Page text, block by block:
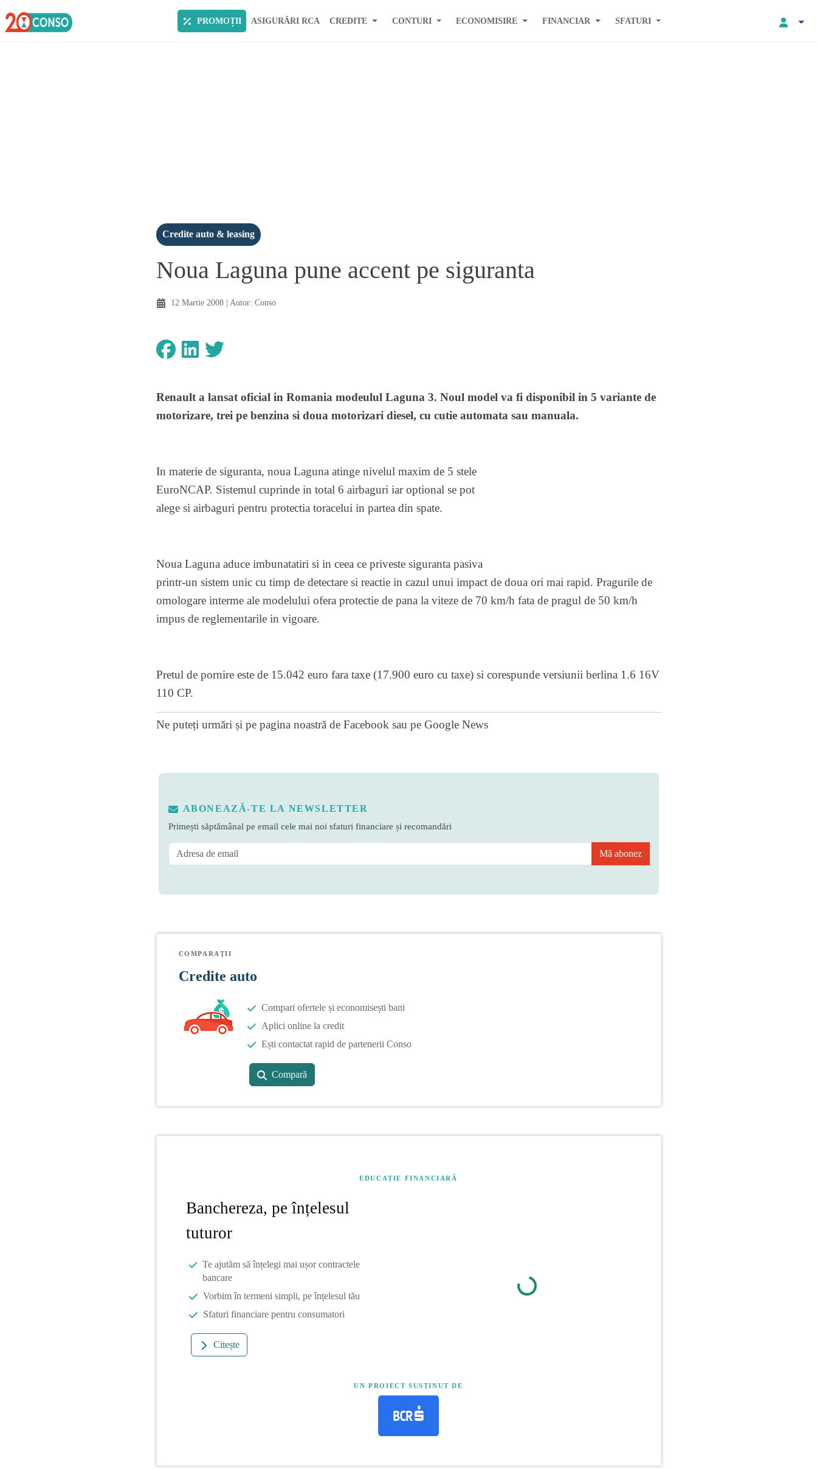
PROMOȚII ASIGURĂRI RCA CREDITE CONTURI ECONOMISIRE FINANCIAR SFATURI
Credite auto & leasing
Noua Laguna pune accent pe siguranta
12 Martie 2008| Autor: Conso
Renault a lansat oficial in Romania modeulul Laguna 3. Noul model va fi disponibil in 5 variante de
motorizare, trei pe benzina si doua motorizari diesel, cu cutie automata sau manuala.
In materie de siguranta, noua Laguna atinge nivelul maxim de 5 stele
EuroNCAP. Sistemul cuprinde in total 6 airbaguri iar optional se pot
alege si airbaguri pentru protectia toracelui in partea din spate.
Noua Laguna aduce imbunatatiri si in ceea ce priveste siguranta pasiva
printr-un sistem unic cu timp de detectare si reactie in cazul unui impact de doua ori mai rapid. Pragurile de
omologare interme ale modelului ofera protectie de pana la viteze de 70 km/h fata de pragul de 50 km/h
impus de reglementarile in vigoare.
Pretul de pornire este de 15.042 euro fara taxe (17.900 euro cu taxe) si corespunde versiunii berlina 1.6 16V
110 CP.
Ne puteți urmări și pe pagina noastră de Facebook sau pe Google News
ABONEAZĂ-TE LA NEWSLETTER
Primești săptămânal pe email cele mai noi sfaturi financiare și recomandări
Mă abonez
COMPARAȚII
Credite auto
Compari ofertele și economisești bani
Aplici online la credit
Ești contactat rapid de partenerii Conso
Compară
EDUCAȚIE FINANCIARĂ
Banchereza, pe înțelesul
tuturor
Te ajutăm să înțelegi mai ușor contractele
bancare
Vorbim în termeni simpli, pe înțelesul tău
Sfaturi financiare pentru consumatori
Citește
UN PROIECT SUSȚINUT DE